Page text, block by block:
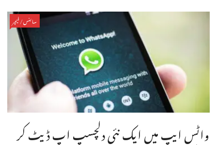
سائنس/فیچر
واٹس ایپ میں ایک نئی دلچسپ اپ ڈیٹ کر